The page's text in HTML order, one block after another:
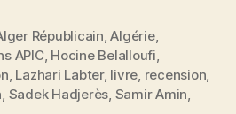
Républicain ,Algérie,
APIC, Hocine Belalloufi
Lazhari Labter, livre recension
Sadek Hadjerès Samir Amin